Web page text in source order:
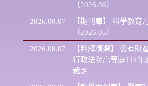
（2026.06）
2026.08.07 【期刊庫】 科學教育
（2026.05）
2026.08.07 【判解精選】 公有財
行政法院高等庭114年
裁定